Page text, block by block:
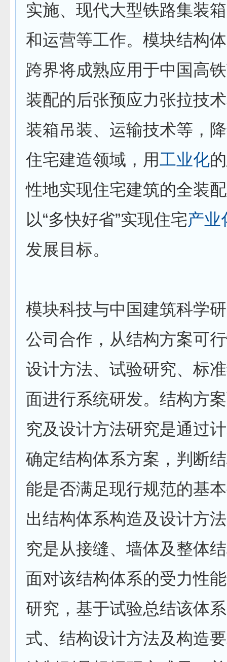
实施、现代大型铁路集装
和运营等工作。模块结构
跨界将成熟应用于中国高
装配的后张预应力张拉技
装箱吊装、运输技术等，
住宅建造领域，用工业化
性地实现住宅建筑的全装
以“多快好省”实现住宅产业
发展目标。
模块科技与中国建筑科学
公司合作，从结构方案可
设计方法、试验研究、标
面进行系统研发。结构方
究及设计方法研究是通过
确定结构体系方案，判断
能是否满足现行规范的基
出结构体系构造及设计方
究是从接缝、墙体及整体
面对该结构体系的受力性
研究，基于试验总结该体
式、结构设计方法及构造